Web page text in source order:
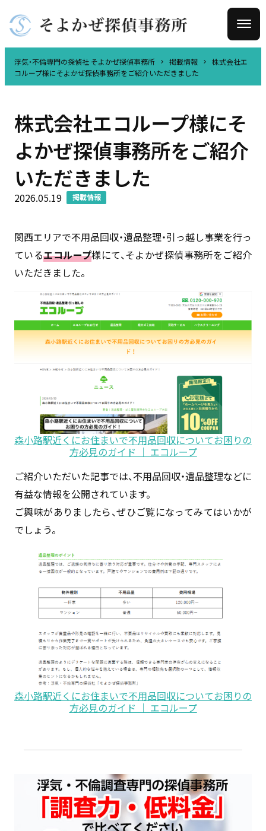
浮気・不倫専門の探偵社 そよかぜ探偵事務所 掲載情報
株式会社エ
コループ様にそよかぜ探偵事務所をご紹介いただきました
株式会社エコループ様にそ
よかぜ探偵事務所をご紹介
いただきました
2026.05.19 掲載情報
関西エリアで不用品回収・遺品整理・引っ越し事業を行っ
ているエコループ様にて、そよかぜ探偵事務所をご紹介
いただきました。
森小路駅近くにお住まいで不用品回収についてお困りの
方必見のガイド ｜ エコループ
ご紹介いただいた記事では、不用品回収・遺品整理などに
有益な情報を公開されています。
ご興味がありましたら、ぜひご覧になってみてはいかが
でしょう。
森小路駅近くにお住まいで不用品回収についてお困りの
方必見のガイド ｜ エコループ